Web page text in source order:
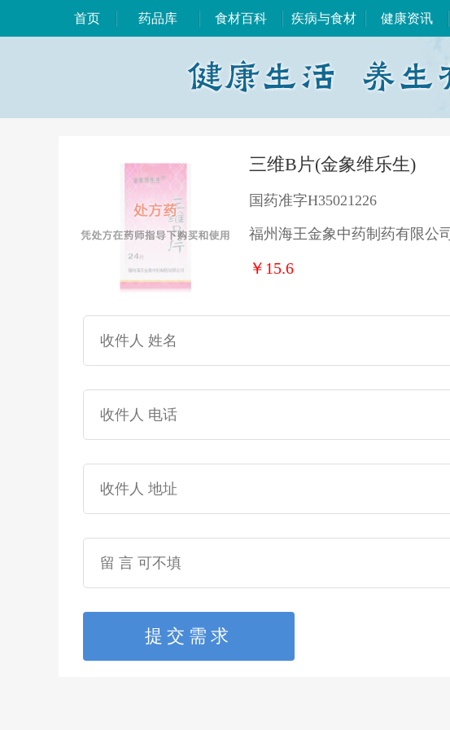
首页 药品库 食材百科 疾病与食材 健康资讯
三维B片(金象维乐生)
国药准字H35021226
福州海王金象中药制药有限公司
￥15.6